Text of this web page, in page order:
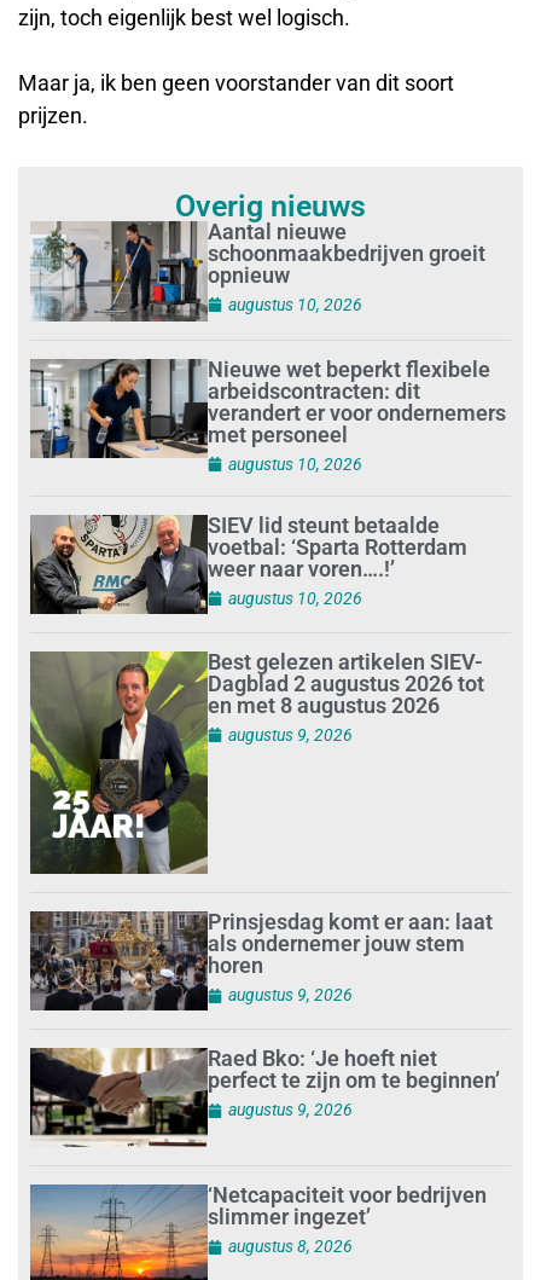
zijn, toch eigenlijk best wel logisch.
Maar ja, ik ben geen voorstander van dit soort
prijzen.
Overig nieuws
Aantal nieuwe
schoonmaakbedrijven groeit
opnieuw
augustus 10, 2026
Nieuwe wet beperkt flexibele
arbeidscontracten: dit
verandert er voor ondernemers
met personeel
augustus 10, 2026
SIEV lid steunt betaalde
voetbal: ‘Sparta Rotterdam
weer naar voren….!’
augustus 10, 2026
Best gelezen artikelen SIEV-
Dagblad 2 augustus 2026 tot
en met 8 augustus 2026
augustus 9, 2026
Prinsjesdag komt er aan: laat
als ondernemer jouw stem
horen
augustus 9, 2026
Raed Bko: ‘Je hoeft niet
perfect te zijn om te beginnen’
augustus 9, 2026
‘Netcapaciteit voor bedrijven
slimmer ingezet’
augustus 8, 2026